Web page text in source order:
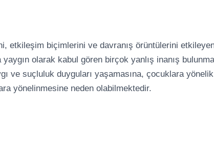
etkileşim biçimlerini ve davranış örüntülerini
olarak kabul gören birçok yanlış inanış
ve suçluluk duyguları yaşamasına, çocuklara yönelik
yönelinmesine neden olabilmektedir.